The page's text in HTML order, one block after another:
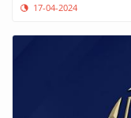
17-04-2024